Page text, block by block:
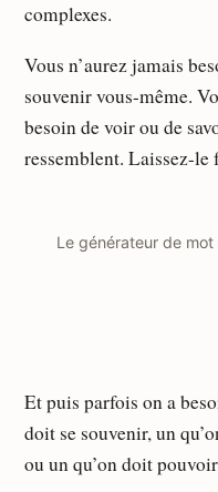
complexes.
Vous n’aurez jamais
souvenir vous-même.
besoin de voir ou de
ressemblent. Laissez-le
Le générateur de
Et puis parfois on a
doit se souvenir, un
ou un qu’on doit